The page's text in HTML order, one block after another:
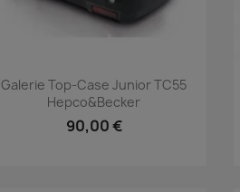
Aperçu rapide
Galerie Top-Case Junior TC55
Hepco&Becker
90,00 €